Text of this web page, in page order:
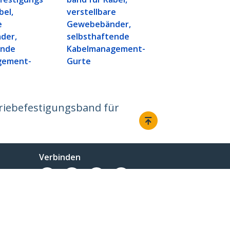
verstellbare
Gewebebänder,
selbsthaftende
Kabelmanagement-
Gurte
für
Verbinden